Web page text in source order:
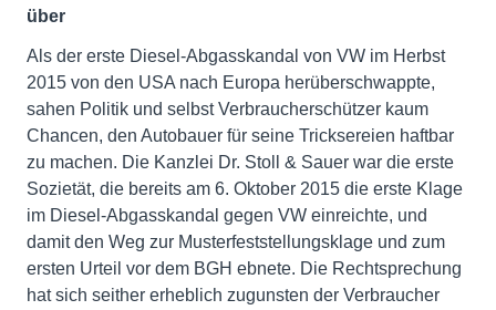
über
Als der erste Diesel-Abgasskandal von VW im Herbst
2015 von den USA nach Europa herüberschwappte,
sahen Politik und selbst Verbraucherschützer kaum
Chancen, den Autobauer für seine Tricksereien haftbar
zu machen. Die Kanzlei Dr. Stoll & Sauer war die erste
Sozietät, die bereits am 6. Oktober 2015 die erste Klage
im Diesel-Abgasskandal gegen VW einreichte, und
damit den Weg zur Musterfeststellungsklage und zum
ersten Urteil vor dem BGH ebnete. Die Rechtsprechung
hat sich seither erheblich zugunsten der Verbraucher